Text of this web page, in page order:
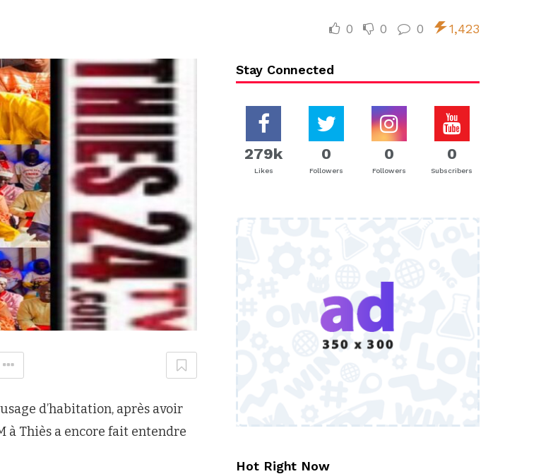
0 0 0 1,423
d’habitation, après avoir
à Thiès a encore fait entendre
Stay Connected
279k
Likes
0
Followers
0
Followers
0
Subscribers
Hot Right Now